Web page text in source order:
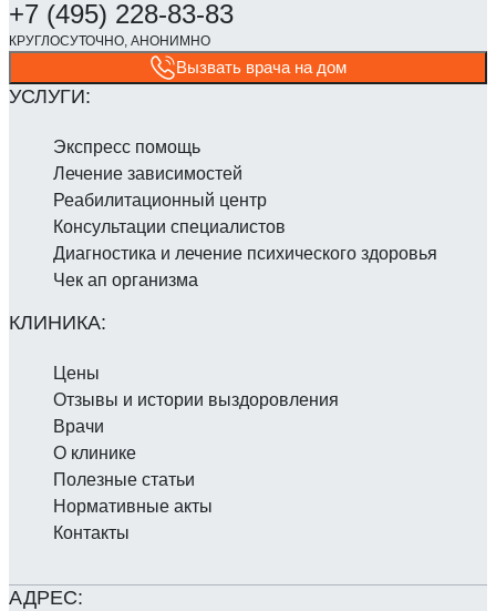
Вызвать врача на дом
Экспресс помощь
Лечение зависимостей
Реабилитаци­онный центр
Консультации специалистов
Диагностика и лечение психического здоровья
Чек ап организма
Цены
Отзывы и истории выздоровления
Врачи
О клинике
Полезные статьи
Нормативные акты
Контакты